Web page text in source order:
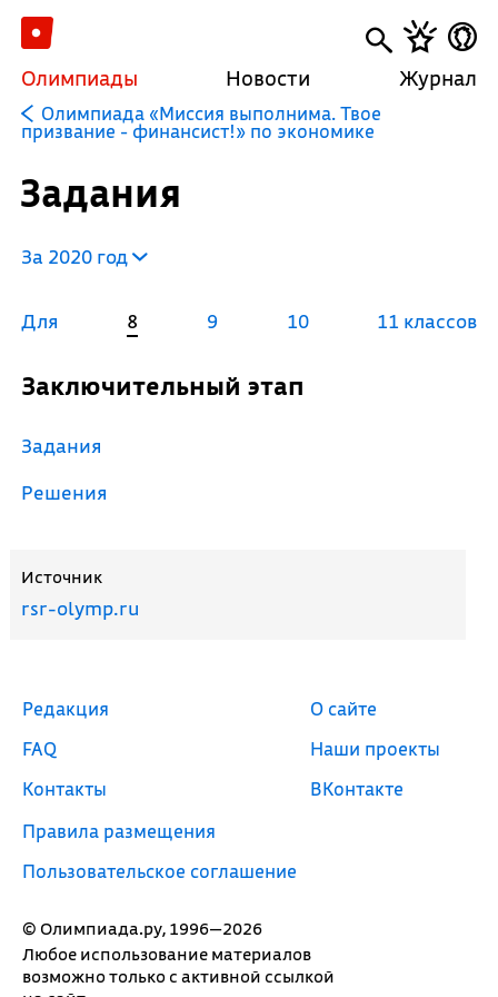
Олимпиады Новости Журнал
Олимпиада «Миссия выполнима. Твое
призвание - финансист!» по экономике
Задания
За 2020 год
Для 8 9 10 11 классов
Заключительный этап
Задания
Решения
Источник
rsr-olymp.ru
© Олимпиада.ру, 1996—2026
Любое использование материалов
возможно только с активной ссылкой
Редакция
FAQ
Контакты
Правила размещения
Пользовательское соглашение
О сайте
Наши проекты
ВКонтакте